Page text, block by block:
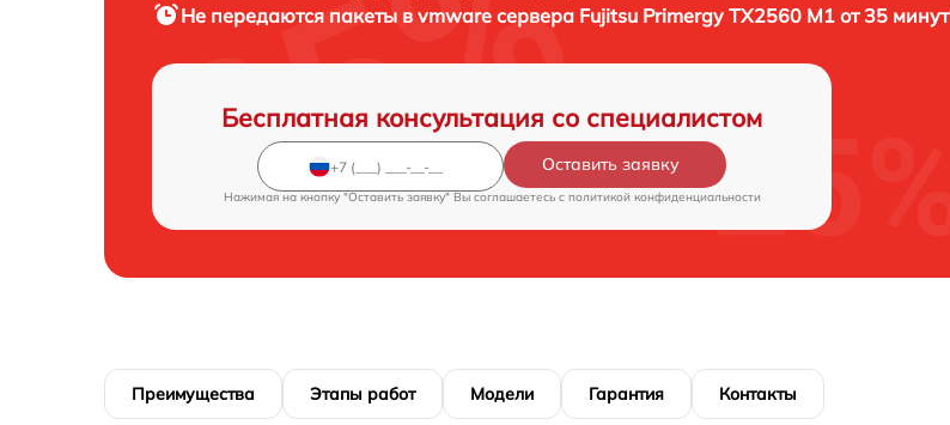
Не передаются пакеты в vmware сервера Fujitsu Primergy TX2560 M1 от 35 минут
Бесплатная консультация со специалистом
Оставить заявку
Нажимая на кнопку "Оставить заявку" Вы соглашаетесь c политикой конфиденциальности
Преимущества Этапы работ Модели Гарантия Контакты